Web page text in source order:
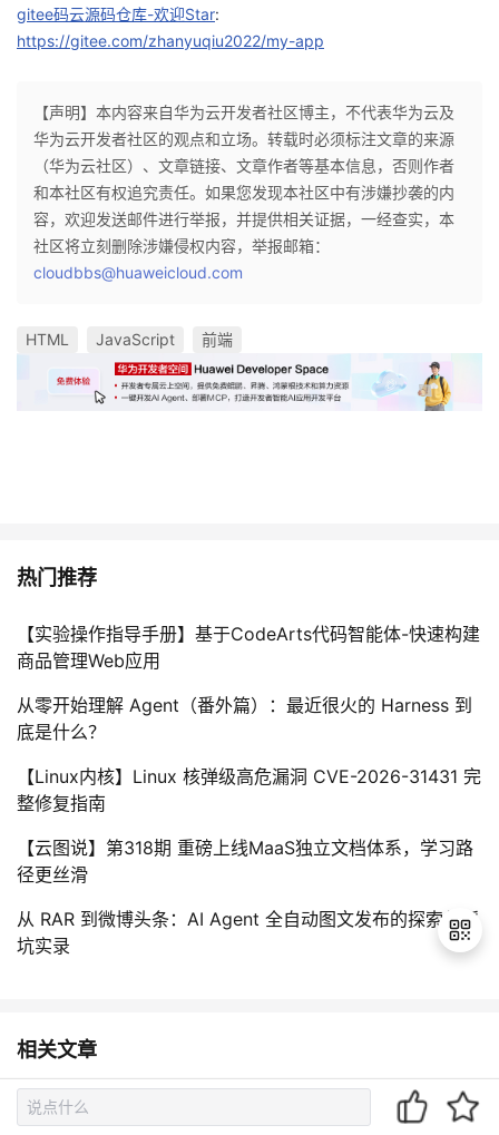
gitee码云源码仓库-欢迎Star:
https://gitee.com/zhanyuqiu2022/my-app
【声明】本内容来自华为云开发者社区博主，不代表华为云及
华为云开发者社区的观点和立场。转载时必须标注文章的来源
（华为云社区）、文章链接、文章作者等基本信息，否则作者
和本社区有权追究责任。如果您发现本社区中有涉嫌抄袭的内
容，欢迎发送邮件进行举报，并提供相关证据，一经查实，本
社区将立刻删除涉嫌侵权内容，举报邮箱：
cloudbbs@huaweicloud.com
HTML JavaScript 前端
热门推荐
【实验操作指导手册】基于CodeArts代码智能体-快速构建
商品管理Web应用
从零开始理解 Agent（番外篇）：最近很火的 Harness 到
底是什么？
【Linux内核】Linux 核弹级高危漏洞 CVE-2026-31431 完
整修复指南
【云图说】第318期 重磅上线MaaS独立文档体系，学习路
径更丝滑
从 RAR 到微博头条：AI Agent 全自动图文发布的探索与踩
坑实录
相关文章
【网页设计】web前端期末大作业html+css